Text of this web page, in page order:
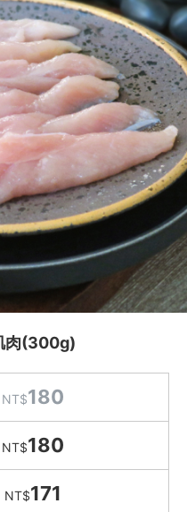
肉(300g)
NT$180
NT$180
NT$171